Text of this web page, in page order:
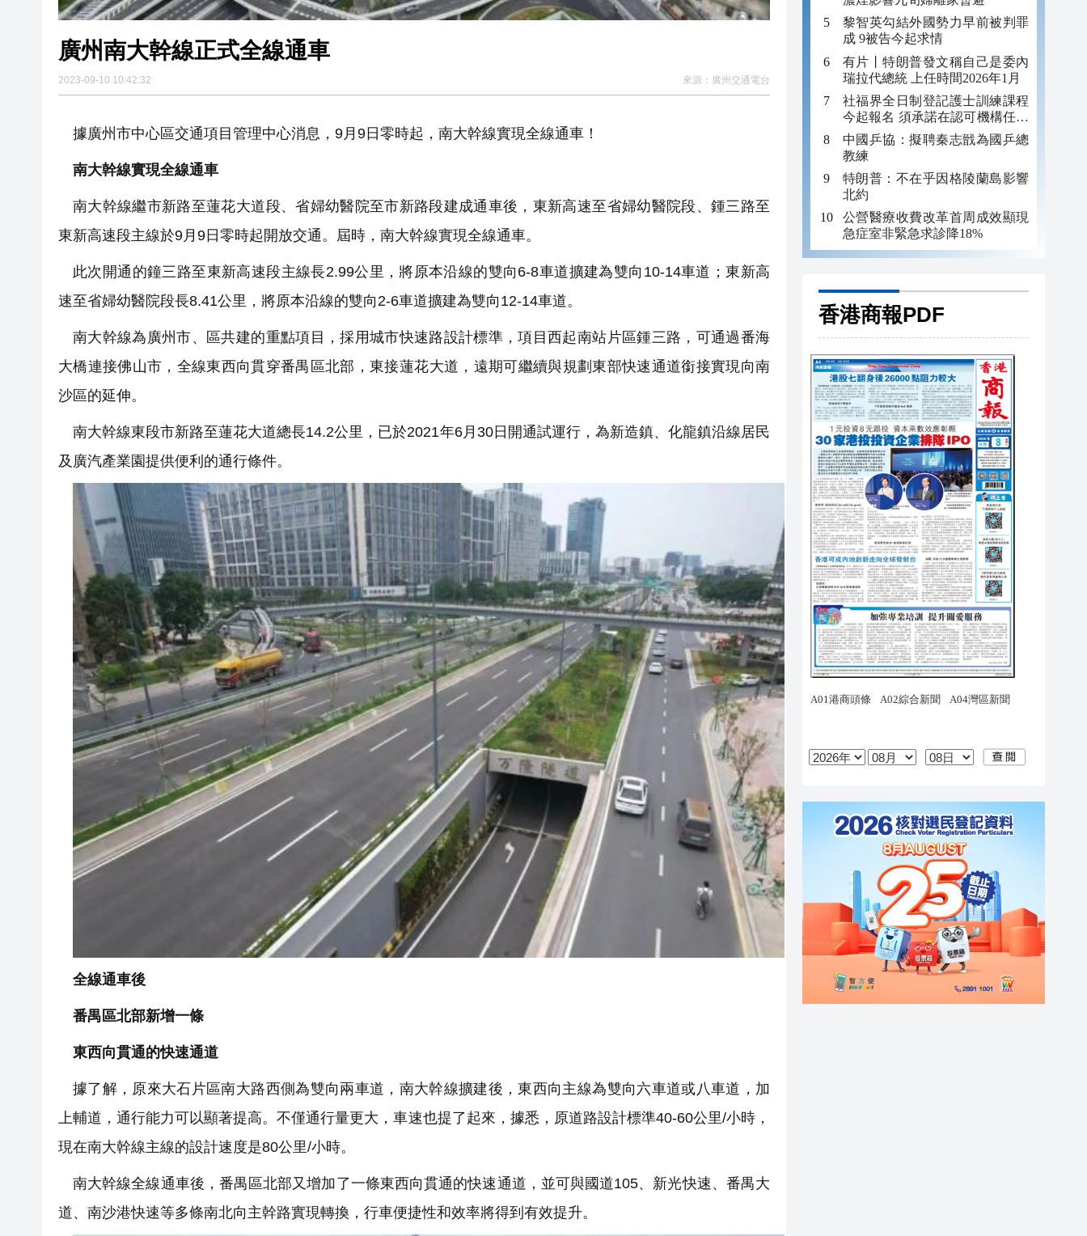
廣州南大幹線正式全線通車
2023-09-10 10:42:32 來源： 廣州交通電台
據廣州市中心區交通項目管理中心消息，9月9日零時起，南大幹線實現全線通車！
南大幹線實現全線通車
南大幹線繼市新路至蓮花大道段、省婦幼醫院至市新路段建成通車後，東新高速至省婦幼醫院段、鍾三路至
東新高速段主線於9月9日零時起開放交通。屆時，南大幹線實現全線通車。
此次開通的鐘三路至東新高速段主線長2.99公里，將原本沿線的雙向6-8車道擴建為雙向10-14車道；東新高
速至省婦幼醫院段長8.41公里，將原本沿線的雙向2-6車道擴建為雙向12-14車道。
南大幹線為廣州市、區共建的重點項目，採用城市快速路設計標準，項目西起南站片區鍾三路，可通過番海
大橋連接佛山市，全線東西向貫穿番禺區北部，東接蓮花大道，遠期可繼續與規劃東部快速通道銜接實現向南
沙區的延伸。
南大幹線東段市新路至蓮花大道總長14.2公里，已於2021年6月30日開通試運行，為新造鎮、化龍鎮沿線居民
及廣汽產業園提供便利的通行條件。
全線通車後
番禺區北部新增一條
東西向貫通的快速通道
據了解，原來大石片區南大路西側為雙向兩車道，南大幹線擴建後，東西向主線為雙向六車道或八車道，加
上輔道，通行能力可以顯著提高。不僅通行量更大，車速也提了起來，據悉，原道路設計標準40-60公里/小時，
現在南大幹線主線的設計速度是80公里/小時。
南大幹線全線通車後，番禺區北部又增加了一條東西向貫通的快速通道，並可與國道105、新光快速、番禺大
道、南沙港快速等多條南北向主幹路實現轉換，行車便捷性和效率將得到有效提升。
黎智英勾結外國勢力早前被判罪
成 9被告今起求情
有片丨特朗普發文稱自己是委內
瑞拉代總統 上任時間2026年1月
社福界全日制登記護士訓練課程
今起報名 須承諾在認可機構任職
至少三年
中國乒協：擬聘秦志戩為國乒總
教練
特朗普：不在乎因格陵蘭島影響
北約
公營醫療收費改革首周成效顯現
急症室非緊急求診降18%
香港商報PDF